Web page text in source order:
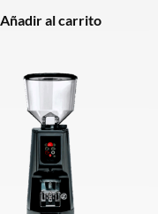
Añadir al carrito